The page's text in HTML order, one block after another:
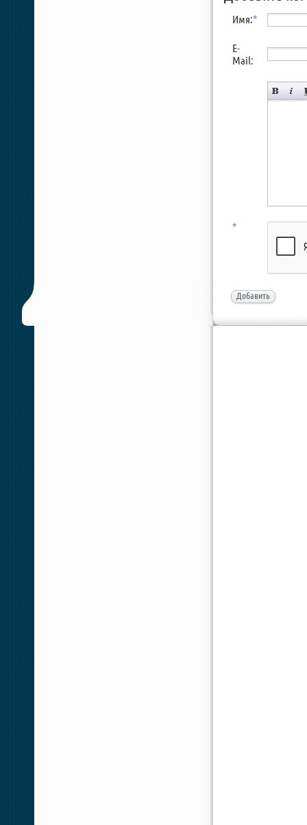
Имя:*
E-
Mail:
*
Добавить